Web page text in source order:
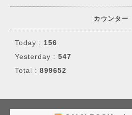
カウンター
Today : 156
Yesterday : 547
Total : 899652